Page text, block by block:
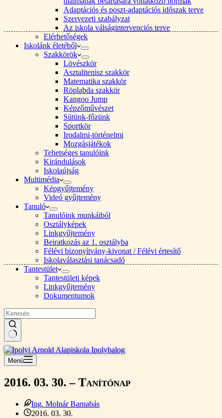
Adaptációs és poszt-adaptációs időszak terve
Szervezeti szabályzat
Az iskola válságintervenciós terve
Elérhetőségek
Iskolánk életéből
Szakkörök
Lövészkör
Asztalitenisz szakkör
Matematika szakkör
Röplabda szakkör
Kangoo Jump
Képzőművészet
Sütünk-főzünk
Sportkör
Irodalmi-történelmi
Mozgásjátékok
Tehetséges tanulóink
Kirándulások
Iskolaújság
Multimédia
Képgyűjtemény
Videó gyűjtemény
Tanuló
Tanulóink munkáiból
Osztályképek
Linkgyűjtemény
Beiratkozás az 1. osztályba
Félévi bizonyítvány-kivonat / Félévi értesítő
Iskolaválasztási tanácsadó
Tantestület
Tantestületi képek
Linkgyűjtemény
Dokumentumok
Nincs
találat
Menü
2016. 03. 30. – Tanítónap
Ing. Molnár Barnabás
2016. 03. 30.